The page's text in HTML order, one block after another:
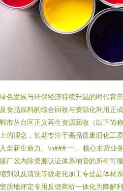
色发展与环保经济持续升温的时代背
食品原料的综合回收与资源化利用正
市丛台区正义再生资源回收（以下简
的理念，长期专注于高品质废旧化工
全新生命力。\n### 一、 核心主营业
厂区内除资源认证体系纳管的所有可
剂以及清洗等级老化加工专盐晶体材
质地评定专用反馈商析一体化为降解